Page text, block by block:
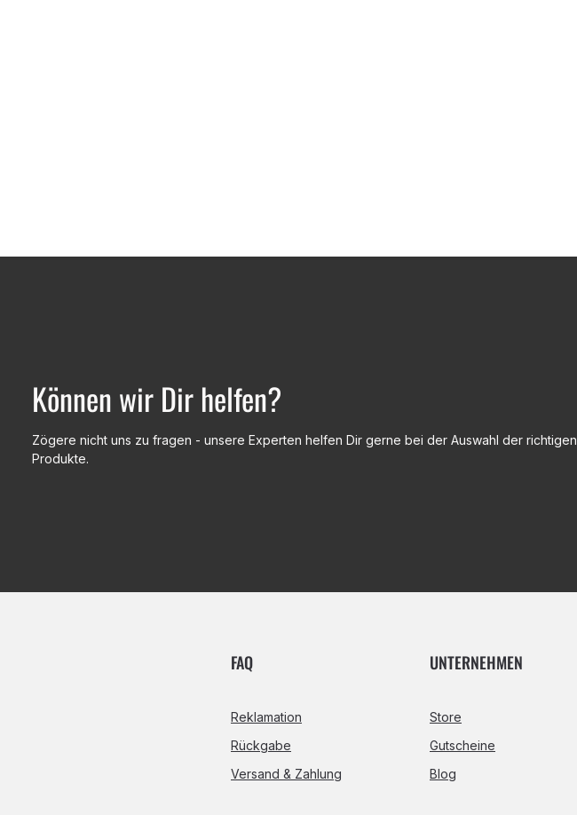
Können wir Dir helfen?
Zögere nicht uns zu fragen - unsere Experten helfen Dir gerne bei der Auswahl der richtigen
Produkte.
FAQ
Reklamation
Rückgabe
Versand & Zahlung
UNTERNEHMEN
Store
Gutscheine
Blog